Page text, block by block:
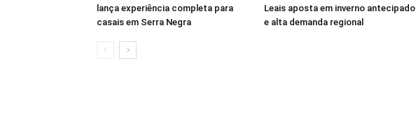
lança experiência completa para
casais em Serra Negra
Leais aposta em inverno antecipado
e alta demanda regional